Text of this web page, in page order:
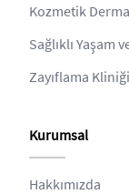
Kozmetik
Sağlıklı Yaşam
Zayıflama Kliniği
Kurumsal
Hakkımızda